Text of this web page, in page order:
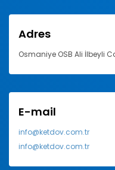
Adres
Osmaniye OSB Ali İlbeyli
E-mail
info@ketdov.com.tr
info@ketdov.com.tr